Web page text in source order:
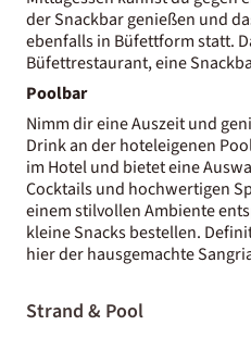
der Snackbar genießen und
ebenfalls in Büfettform statt.
Büfettrestaurant, eine
Poolbar
Nimm dir eine Auszeit und
Drink an der hoteleigenen
im Hotel und bietet eine
Cocktails und hochwertigen
einem stilvollen Ambiente
kleine Snacks bestellen.
hier der hausgemachte
Strand & Pool